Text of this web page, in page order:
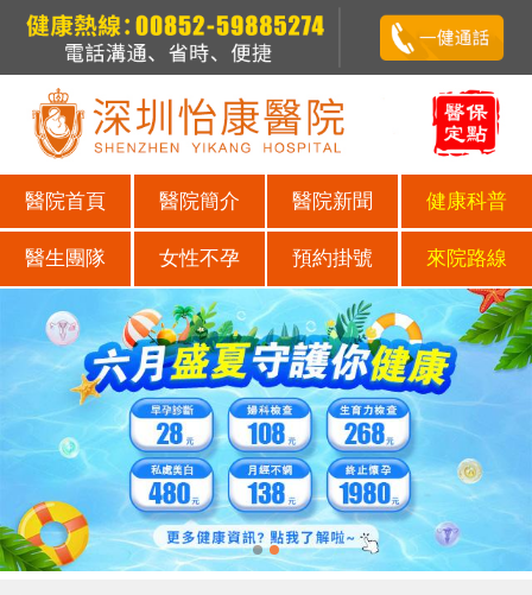
醫院首頁 醫院簡介 醫院新聞 健康科普
醫生團隊 女性不孕 預約掛號 來院路線